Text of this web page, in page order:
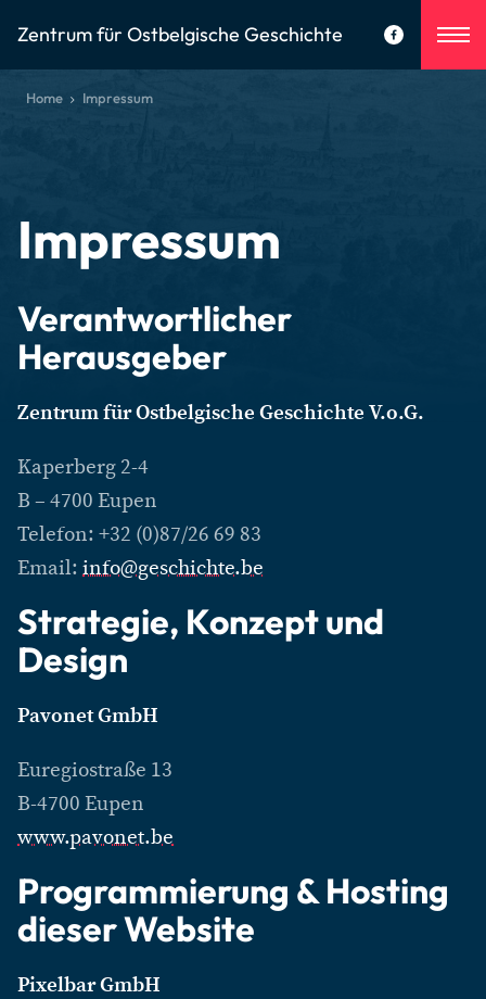
Zentrum für Ostbelgische Geschichte
Home Impressum
Impressum
Verantwortlicher
Herausgeber
Zentrum für Ostbelgische Geschichte V.o.G.
Kaperberg 2-4
B – 4700 Eupen
Telefon: +32 (0)87/26 69 83
Email: info@geschichte.be
Strategie, Konzept und
Design
Pavonet GmbH
Euregiostraße 13
B-4700 Eupen
www.pavonet.be
Programmierung & Hosting
dieser Website
Pixelbar GmbH